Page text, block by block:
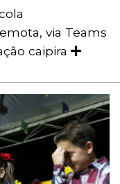
via Teams
caipira